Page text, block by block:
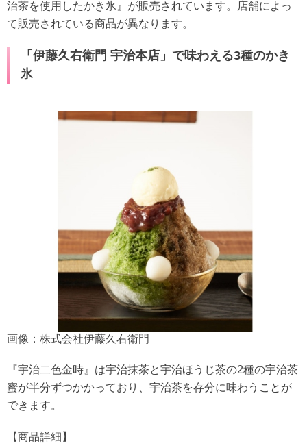
治茶を使用したかき氷』が販売されています。店舗によっ
て販売されている商品が異なります。
「伊藤久右衛門 宇治本店」で味わえる3種のかき
氷
画像：株式会社伊藤久右衛門
『宇治二色金時』は宇治抹茶と宇治ほうじ茶の2種の宇治茶
蜜が半分ずつかかっており、宇治茶を存分に味わうことが
できます。
【商品詳細】